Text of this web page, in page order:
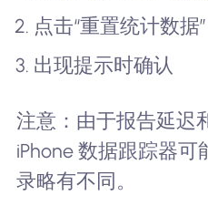
点击“重置统计数据”
出现提示时确认
注意：由于报告延迟
iPhone 数据跟踪器
录略有不同。